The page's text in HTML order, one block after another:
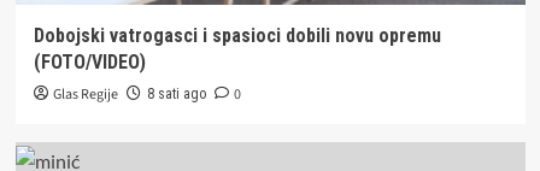
Dobojski vatrogasci i spasioci dobili novu opremu
(FOTO/VIDEO)
Glas Regije 8 sati ago 0